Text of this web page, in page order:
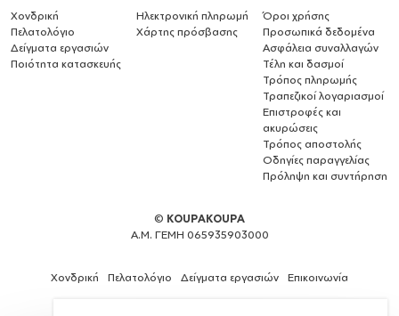
Χονδρική
Πελατολόγιο
Δείγματα εργασιών
Ποιότητα κατασκευής
Ηλεκτρονική πληρωμή
Χάρτης πρόσβασης
Όροι χρήσης
Προσωπικά δεδομένα
Ασφάλεια συναλλαγών
Τέλη και δασμοί
Τρόπος πληρωμής
Τραπεζικοί λογαριασμοί
Επιστροφές και
ακυρώσεις
Τρόπος αποστολής
Οδηγίες παραγγελίας
Πρόληψη και συντήρηση
© KOUPAKOUPA
Α.Μ. ΓΕΜΗ 065935903000
Χονδρική Πελατολόγιο Δείγματα εργασιών Επικοινωνία